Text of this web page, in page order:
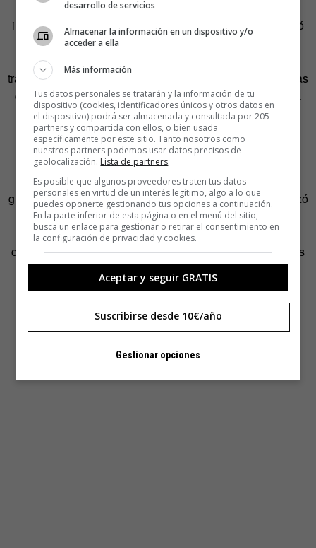
dejó de trabajar en ella hasta su muerte en 1964. Su
inspiración, contaba, venia de los sueños. «La noche dictó
lo que tenía que hacer. Vi mi dibujo ante mí como si
realmente existiera. Me levanté rápidamente y me puse a
trabajar de inmediato. No elegí ningún elemento. Las piezas
de porcelana o loza estaban al alcance, listas para usar».
Los principales motivos que se muestran en la obra de
Isidore son religiosos. La catedral de Chartes fue su gran
inspiración. Sus vidrieras y rosetones, como el propio
edificio, fueron reproducidos varias veces por el modesto
guardián del cementerio local. Hay quien dice que comenzó
a reproducir sus vidrieras y la propia catedral como
agradecimiento a la virgen por haberle devuelto la vista
cuando era apenas un niño. Pero además de esos motivos
religiosos, también la naturaleza y la vida cotidiana del
campo fueron fuentes de inspiración para este hombre
sencillo que no se reconocía como artista.
desarrollo de servicios
Almacenar la información en un dispositivo y/o
acceder a ella
Más información
Tus datos personales se tratarán y la información de tu
dispositivo (cookies, identificadores únicos y otros datos en
el dispositivo) podrá ser almacenada y consultada por 205
partners y compartida con ellos, o bien usada
específicamente por este sitio. Tanto nosotros como
nuestros partners podemos usar datos precisos de
geolocalización. Lista de partners.
Es posible que algunos proveedores traten tus datos
personales en virtud de un interés legítimo, algo a lo que
puedes oponerte gestionando tus opciones a continuación.
En la parte inferior de esta página o en el menú del sitio,
busca un enlace para gestionar o retirar el consentimiento en
la configuración de privacidad y cookies.
Aceptar y seguir GRATIS
Suscribirse desde 10€/año
Gestionar opciones